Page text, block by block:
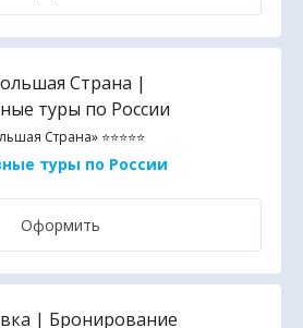
Страна» ⭐⭐⭐⭐⭐
туры по России
Оформить